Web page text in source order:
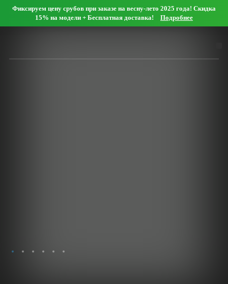
Мобильный офис
Фиксируем цену срубов при заказе на весну-лето 2025 года! Скидка
15% на модели + Бесплатная доставка!
Подробнее